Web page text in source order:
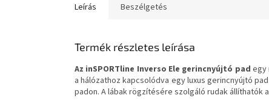
Leírás Beszélgetés
Termék részletes leírása
Az inSPORTline Inverso Ele gerincnyújtó pad egy
a hálózathoz kapcsolódva egy luxus gerincnyújtó
padon. A lábak rögzítésére szolgáló rudak állíthatók